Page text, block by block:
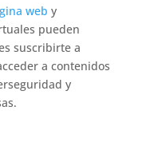
web y
pueden
suscribirte a
a contenidos
y